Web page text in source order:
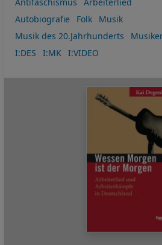
Autobiografie
Folk
Musik
Musik des 20.Jahrhunderts
I:DES
I:MK I:VIDEO